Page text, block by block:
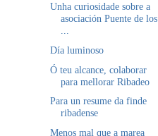
Unha curiosidade sobre a
asociación Puente de los
Día luminoso
Ó teu alcance, colaborar
para mellorar Ribadeo
Para un resume da finde
ribadense
Menos mal que a marea